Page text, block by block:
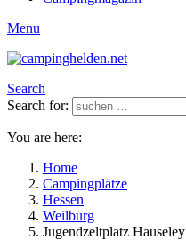
Menu
Search
Search for:
You are here:
Home
Campingplätze
Hessen
Weilburg
Jugendzeltplatz Hauseley